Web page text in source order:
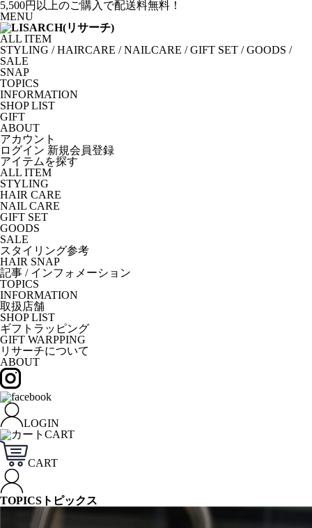
5,500円以上のご購入で配送料無料！
MENU
ALL ITEM
STYLING /HAIRCARE /NAILCARE /GIFT SET /GOODS /
SALE
SNAP
TOPICS
INFORMATION
SHOP LIST
GIFT
ABOUT
アカウント
ログイン 新規会員登録
アイテムを探す
ALL ITEM
STYLING
HAIR CARE
NAIL CARE
GIFT SET
GOODS
SALE
スタイリング参考
HAIR SNAP
記事 / インフォメーション
TOPICS
INFORMATION
取扱店舗
SHOP LIST
ギフトラッピング
GIFT WARPPING
リサーチについて
ABOUT
LOGIN
CART
CART
TOPICS トピックス